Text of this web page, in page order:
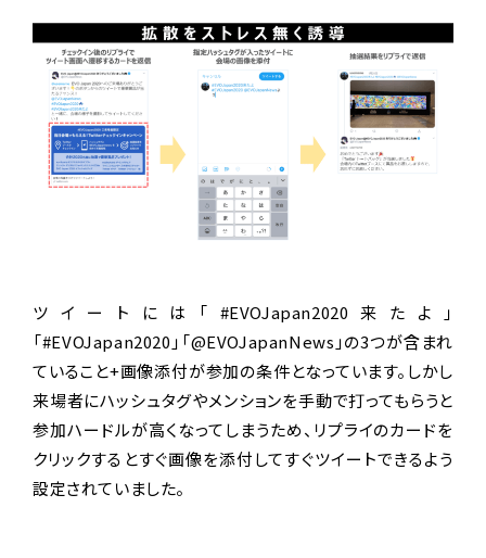
ツイートには「#EVOJapan2020来たよ」
「#EVOJapan2020」「@EVOJapanNews」の3つが含まれ
ていること+画像添付が参加の条件となっています。しかし
来場者にハッシュタグやメンションを手動で打ってもらうと
参加ハードルが高くなってしまうため、リプライのカードを
クリックするとすぐ画像を添付してすぐツイートできるよう
設定されていました。